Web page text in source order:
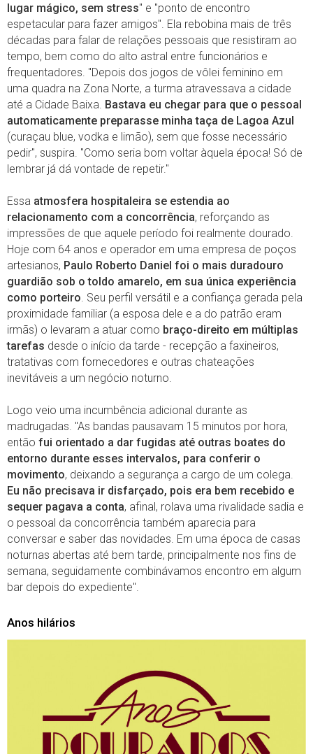
lugar mágico, sem stress" e "ponto de encontro
espetacular para fazer amigos". Ela rebobina mais de três
décadas para falar de relações pessoais que resistiram ao
tempo, bem como do alto astral entre funcionários e
frequentadores. "Depois dos jogos de vôlei feminino em
uma quadra na Zona Norte, a turma atravessava a cidade
até a Cidade Baixa. Bastava eu chegar para que o pessoal
automaticamente preparasse minha taça de Lagoa Azul
(curaçau blue, vodka e limão), sem que fosse necessário
pedir", suspira. "Como seria bom voltar àquela época! Só de
lembrar já dá vontade de repetir."
Essa atmosfera hospitaleira se estendia ao
relacionamento com a concorrência, reforçando as
impressões de que aquele período foi realmente dourado.
Hoje com 64 anos e operador em uma empresa de poços
artesianos, Paulo Roberto Daniel foi o mais duradouro
guardião sob o toldo amarelo, em sua única experiência
como porteiro. Seu perfil versátil e a confiança gerada pela
proximidade familiar (a esposa dele e a do patrão eram
irmãs) o levaram a atuar como braço-direito em múltiplas
tarefas desde o início da tarde - recepção a faxineiros,
tratativas com fornecedores e outras chateações
inevitáveis a um negócio noturno.
Logo veio uma incumbência adicional durante as
madrugadas. "As bandas pausavam 15 minutos por hora,
então fui orientado a dar fugidas até outras boates do
entorno durante esses intervalos, para conferir o
movimento, deixando a segurança a cargo de um colega.
Eu não precisava ir disfarçado, pois era bem recebido e
sequer pagava a conta, afinal, rolava uma rivalidade sadia e
o pessoal da concorrência também aparecia para
conversar e saber das novidades. Em uma época de casas
noturnas abertas até bem tarde, principalmente nos fins de
semana, seguidamente combinávamos encontro em algum
bar depois do expediente".
Anos hilários